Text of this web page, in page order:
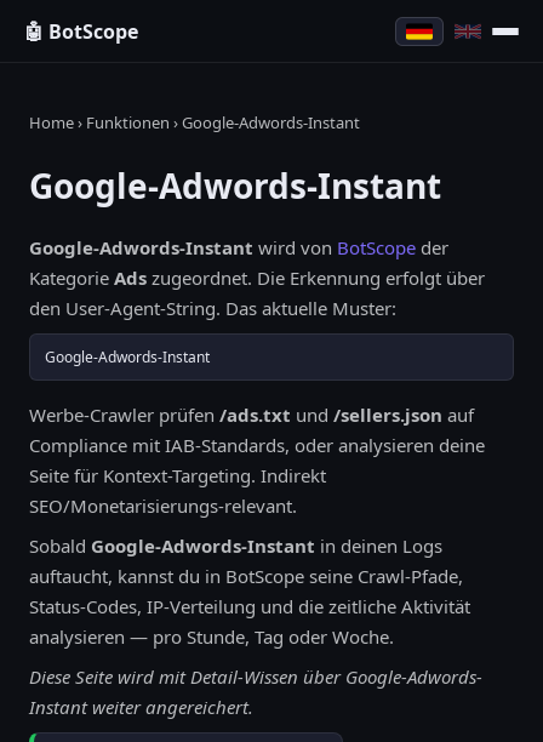
🤖 BotScope
Home› Funktionen › Google-Adwords-Instant
Google-Adwords-Instant
Google-Adwords-Instant wird von BotScope der
Kategorie Ads zugeordnet. Die Erkennung erfolgt über
den User-Agent-String. Das aktuelle Muster:
Google-Adwords-Instant
Werbe-Crawler prüfen /ads.txt und /sellers.json auf
Compliance mit IAB-Standards, oder analysieren deine
Seite für Kontext-Targeting. Indirekt
SEO/Monetarisierungs-relevant.
Sobald Google-Adwords-Instant in deinen Logs
auftaucht, kannst du in BotScope seine Crawl-Pfade,
Status-Codes, IP-Verteilung und die zeitliche Aktivität
analysieren — pro Stunde, Tag oder Woche.
Diese Seite wird mit Detail-Wissen über Google-Adwords-
Instant weiter angereichert.